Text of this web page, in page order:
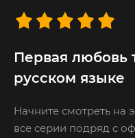
Первая любовь
русском языке
Начните смотреть на
все серии подряд с